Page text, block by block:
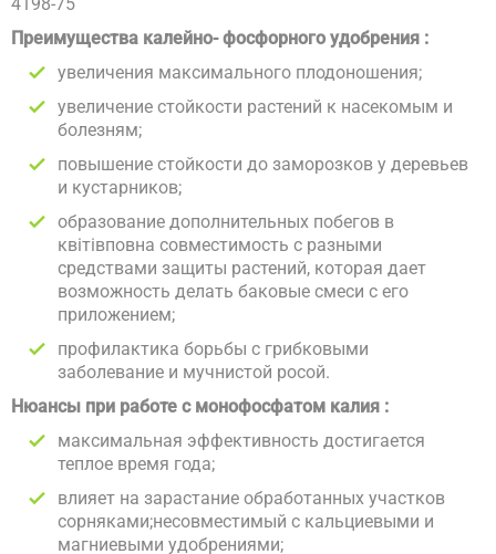
Преимущества калейно- фосфорного удобрения :
увеличения максимального плодоношения;
увеличение стойкости растений к насекомым и
болезням;
повышение стойкости до заморозков у деревьев
и кустарников;
образование дополнительных побегов в
квітівповна совместимость с разными
средствами защиты растений, которая дает
возможность делать баковые смеси с его
приложением;
профилактика борьбы с грибковыми
заболевание и мучнистой росой.
Нюансы при работе с монофосфатом калия :
максимальная эффективность достигается
теплое время года;
влияет на зарастание обработанных участков
сорняками;несовместимый с кальциевыми и
магниевыми удобрениями;